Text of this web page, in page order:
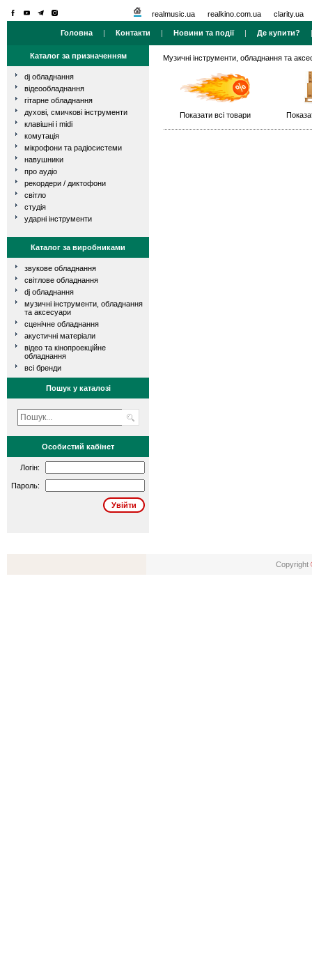
realmusic.ua realkino.com.ua clarity.ua
Головна | Контакти | Новини та події| Де купити?
Каталог за призначенням
dj обладнання
відеообладнання
гітарне обладнання
духові, смичкові інструменти
клавішні і midi
комутація
мікрофони та радіосистеми
навушники
про аудіо
рекордери / диктофони
світло
студія
ударні інструменти
Каталог за виробниками
звукове обладнання
світлове обладнання
dj обладнання
музичні інструменти, обладнання
та аксесуари
сценічне обладнання
акустичні матеріали
відео та кінопроекційне
обладнання
всі бренди
Пошук у каталозі
Особистий кабінет
Логін:
Пароль:
Музичні інструменти, обладнання та
Показати всі товари
Copyright